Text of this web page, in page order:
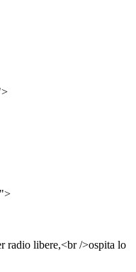
radio libere,<br />ospita lo